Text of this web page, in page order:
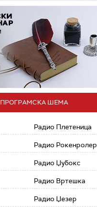
ПРОГРАМСКА ШЕМА
Радио Плетеница
Радио Рокенролер
Радио Џубокс
Радио Вртешка
Радио Џезер